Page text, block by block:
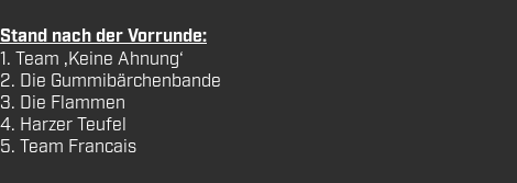
Stand nach der Vorrunde:
1. Team ‚Keine Ahnung‘
2. Die Gummibärchenbande
3. Die Flammen
4. Harzer Teufel
5. Team Francais